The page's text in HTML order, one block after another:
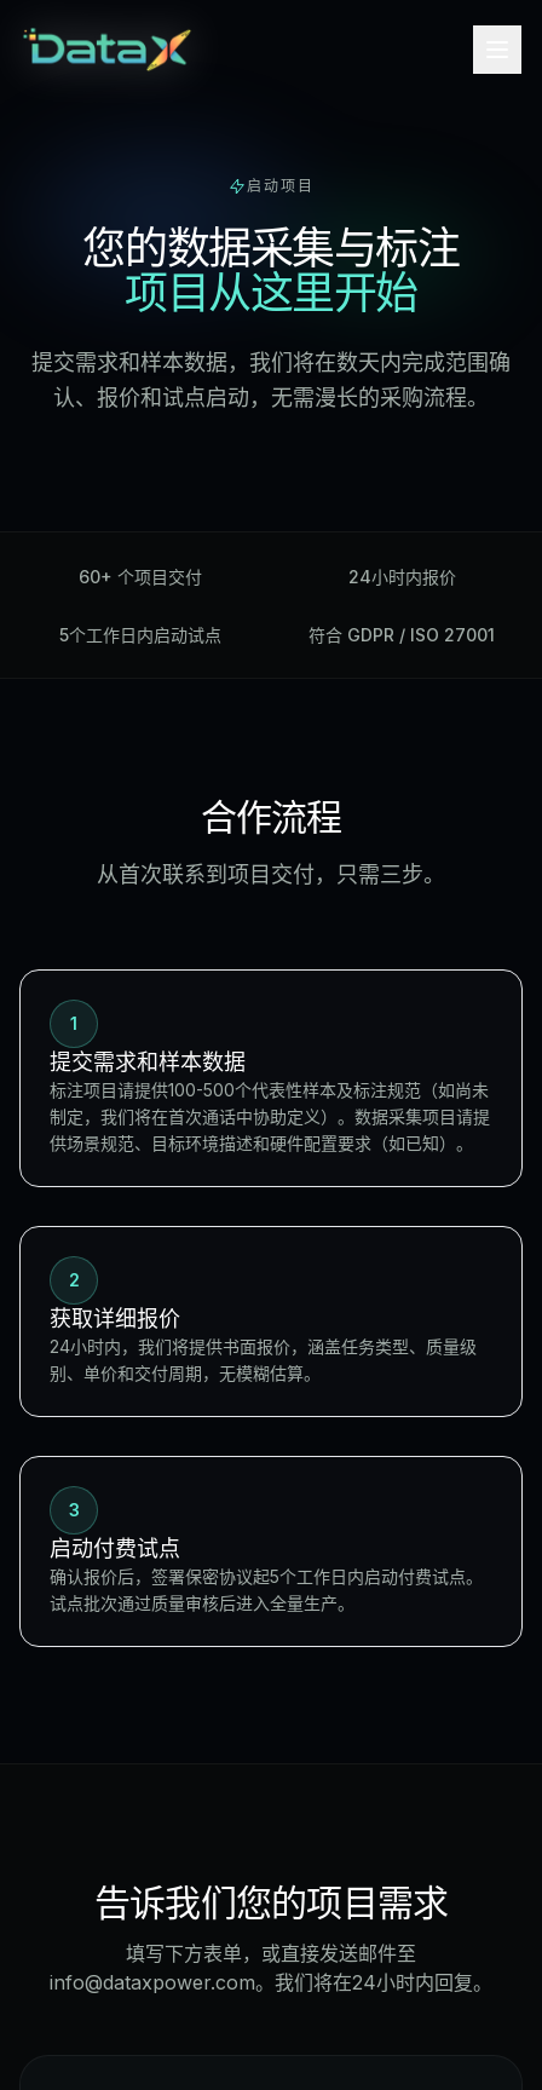
启动项目
您的数据采集与标注
项目从这里开始
提交需求和样本数据，我们将在数天内完成范围确
认、报价和试点启动，无需漫长的采购流程。
60+ 个项目交付 24小时内报价
5个工作日内启动试点 符合 GDPR / ISO 27001
合作流程
从首次联系到项目交付，只需三步。
1
提交需求和样本数据
标注项目请提供100-500个代表性样本及标注规范（如尚未
制定，我们将在首次通话中协助定义）。数据采集项目请提
供场景规范、目标环境描述和硬件配置要求（如已知）。
2
获取详细报价
24小时内，我们将提供书面报价，涵盖任务类型、质量级
别、单价和交付周期，无模糊估算。
3
启动付费试点
确认报价后，签署保密协议起5个工作日内启动付费试点。
试点批次通过质量审核后进入全量生产。
告诉我们您的项目需求
填写下方表单，或直接发送邮件至
info@dataxpower.com。我们将在24小时内回复。